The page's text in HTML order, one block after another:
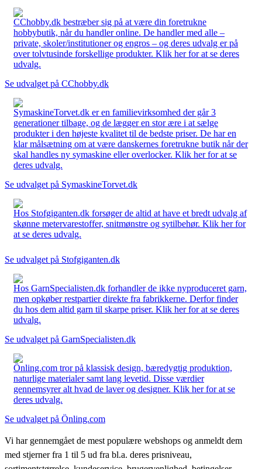
CChobby.dk bestræber sig på at være din foretrukne
hobbybutik, når du handler online. De handler med alle –
private, skoler/institutioner og engros – og deres udvalg er på
over tolvtusinde forskellige produkter. Klik her for at se deres
udvalg.
Se udvalget på CChobby.dk
SymaskineTorvet.dk er en familievirksomhed der går 3
generationer tilbage, og de lægger en stor ære i at sælge
produkter i den højeste kvalitet til de bedste priser. De har en
klar målsætning om at være danskernes foretrukne butik når der
skal handles ny symaskine eller overlocker. Klik her for at se
deres udvalg.
Se udvalget på SymaskineTorvet.dk
Hos Stofgiganten.dk forsøger de altid at have et bredt udvalg af
skønne metervarestoffer, snitmønstre og sytilbehør. Klik her for
at se deres udvalg.
Se udvalget på Stofgiganten.dk
Hos GarnSpecialisten.dk forhandler de ikke nyproduceret garn,
men opkøber restpartier direkte fra fabrikkerne. Derfor finder
du hos dem altid garn til skarpe priser. Klik her for at se deres
udvalg.
Se udvalget på GarnSpecialisten.dk
Önling.com tror på klassisk design, bæredygtig produktion,
naturlige materialer samt lang levetid. Disse værdier
gennemsyrer alt hvad de laver og designer. Klik her for at se
deres udvalg.
Se udvalget på Önling.com
Vi har gennemgået de mest populære webshops og anmeldt dem
med stjerner fra 1 til 5 ud fra bl.a. deres prisniveau,